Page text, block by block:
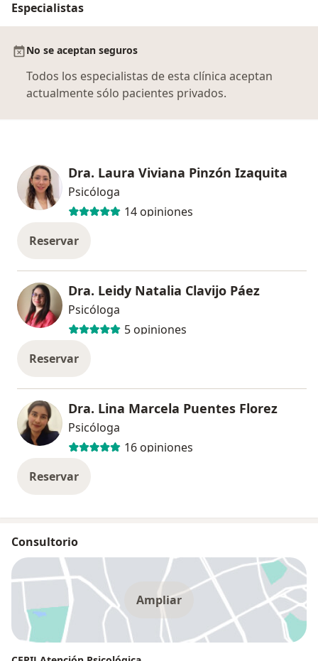
Especialistas
No se aceptan seguros
Todos los especialistas de esta clínica aceptan
actualmente sólo pacientes privados.
Dra. Laura Viviana Pinzón Izaquita
Psicóloga
14 opiniones
Reservar
Dra. Leidy Natalia Clavijo Páez
Psicóloga
5 opiniones
Reservar
Dra. Lina Marcela Puentes Florez
Psicóloga
16 opiniones
Reservar
Consultorio
Ampliar